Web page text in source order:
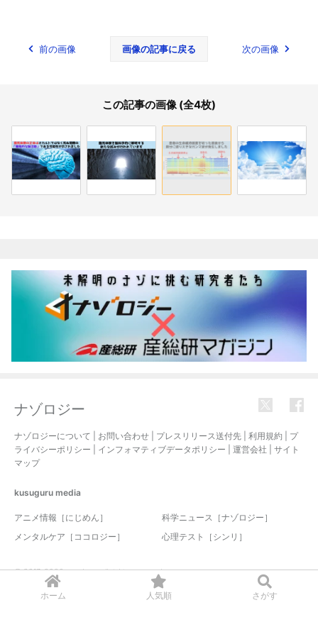
ホーム 人気順 さがす
前の画像 画像の記事に戻る 次の画像
この記事の画像 (全4枚)
ナゾロジー
ナゾロジーについて お問い合わせ プレスリリース送付先 利用規約
プ
ライバシーポリシー
インフォマティブデータポリシー 運営会社
サイト
マップ
kusuguru media
アニメ情報［にじめん］
科学ニュース［ナゾロジー］
メンタルケア［ココロジー］
心理テスト［シンリ］
© 2017-2026 nazology. all rights reserved.